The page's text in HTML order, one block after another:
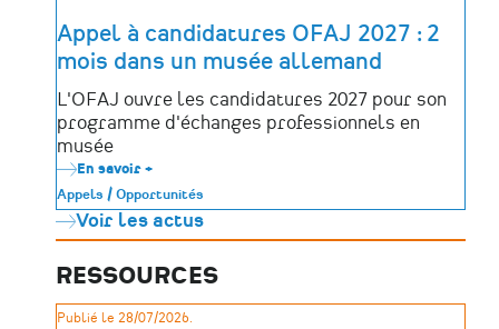
enfants
de
la
langue
!
Appel à candidatures OFAJ 2027 : 2
mois dans un musée allemand
L'OFAJ ouvre les candidatures 2027 pour son
programme d'échanges professionnels en
musée
En savoir +
Appel
à
candidatures
OFAJ
:
2
mois
dans
Appels / Opportunités
Voir les actus
RESSOURCES
Publié le 28/07/2026.